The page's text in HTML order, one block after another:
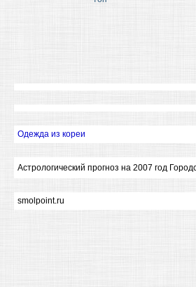
Одежда из кореи
Астрологический прогноз на 2007 год
smolpoint.ru